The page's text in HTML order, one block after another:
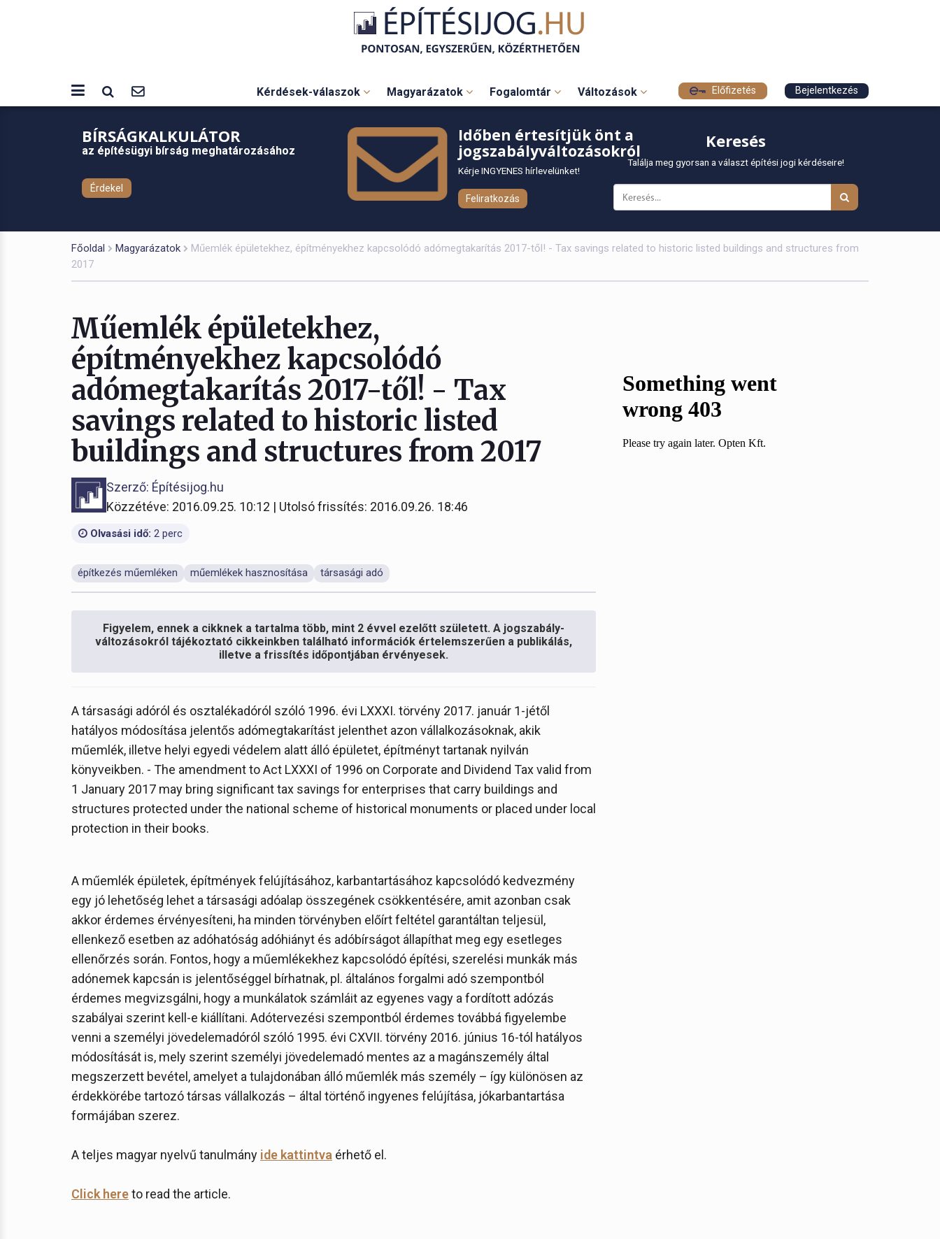
Kérdések-válaszok Magyarázatok Fogalomtár Változások Előfizetés Bejelentkezés
BÍRSÁGKALKULÁTOR
az építésügyi bírság meghatározásához
Érdekel
Időben értesítjük önt a
jogszabályváltozásokról
Kérje INGYENES hírlevelünket!
Feliratkozás
Keresés
Találja meg gyorsan a választ építési jogi kérdéseire!
Főoldal Magyarázatok
Műemlék épületekhez, építményekhez kapcsolódó adómegtakarítás 2017-től! - Tax savings related to historic listed buildings and structures from
2017
Műemlék épületekhez,
építményekhez kapcsolódó
adómegtakarítás 2017-től! - Tax
savings related to historic listed
buildings and structures from 2017
Szerző: Építésijog.hu
Közzétéve: 2016.09.25. 10:12 | Utolsó frissítés: 2016.09.26. 18:46
Olvasási idő: 2 perc
építkezés műemléken műemlékek hasznosítása társasági adó
Figyelem, ennek a cikknek a tartalma több, mint 2 évvel ezelőtt született. A jogszabály-
változásokról tájékoztató cikkeinkben található információk értelemszerűen a publikálás,
illetve a frissítés időpontjában érvényesek.
A társasági adóról és osztalékadóról szóló 1996. évi LXXXI. törvény 2017. január 1-jétől
hatályos módosítása jelentős adómegtakarítást jelenthet azon vállalkozásoknak, akik
műemlék, illetve helyi egyedi védelem alatt álló épületet, építményt tartanak nyilván
könyveikben. - The amendment to Act LXXXI of 1996 on Corporate and Dividend Tax valid from
1 January 2017 may bring significant tax savings for enterprises that carry buildings and
structures protected under the national scheme of historical monuments or placed under local
protection in their books.
A műemlék épületek, építmények felújításához, karbantartásához kapcsolódó kedvezmény
egy jó lehetőség lehet a társasági adóalap összegének csökkentésére, amit azonban csak
akkor érdemes érvényesíteni, ha minden törvényben előírt feltétel garantáltan teljesül,
ellenkező esetben az adóhatóság adóhiányt és adóbírságot állapíthat meg egy esetleges
ellenőrzés során. Fontos, hogy a műemlékekhez kapcsolódó építési, szerelési munkák más
adónemek kapcsán is jelentőséggel bírhatnak, pl. általános forgalmi adó szempontból
érdemes megvizsgálni, hogy a munkálatok számláit az egyenes vagy a fordított adózás
szabályai szerint kell-e kiállítani. Adótervezési szempontból érdemes továbbá figyelembe
venni a személyi jövedelemadóról szóló 1995. évi CXVII. törvény 2016. június 16-tól hatályos
módosítását is, mely szerint személyi jövedelemadó mentes az a magánszemély által
megszerzett bevétel, amelyet a tulajdonában álló műemlék más személy – így különösen az
érdekkörébe tartozó társas vállalkozás – által történő ingyenes felújítása, jókarbantartása
formájában szerez.
A teljes magyar nyelvű tanulmány ide kattintva érhető el.
Click hereto read the article.